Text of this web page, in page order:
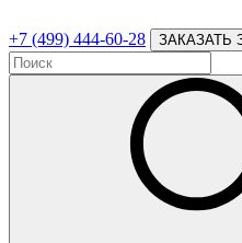
+7 (499) 444-60-28 ЗАКАЗАТЬ